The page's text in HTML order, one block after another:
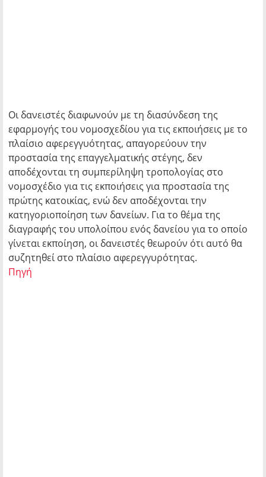
Οι δανειστές διαφωνούν με τη διασύνδεση της
εφαρμογής του νομοσχεδίου για τις εκποιήσεις με το
πλαίσιο αφερεγγυότητας, απαγορεύουν την
προστασία της επαγγελματικής στέγης, δεν
αποδέχονται τη συμπερίληψη τροπολογίας στο
νομοσχέδιο για τις εκποιήσεις για προστασία της
πρώτης κατοικίας, ενώ δεν αποδέχονται την
κατηγοριοποίηση των δανείων. Για το θέμα της
διαγραφής του υπολοίπου ενός δανείου για το οποίο
γίνεται εκποίηση, οι δανειστές θεωρούν ότι αυτό θα
συζητηθεί στο πλαίσιο αφερεγγυρότητας.
Πηγή